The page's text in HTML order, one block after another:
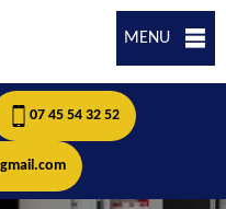
MENU
07 45 54 32 52